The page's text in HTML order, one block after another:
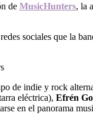
de MusicHunters, la
sociales que la
de indie y rock
eléctrica), Efrén
en el panorama